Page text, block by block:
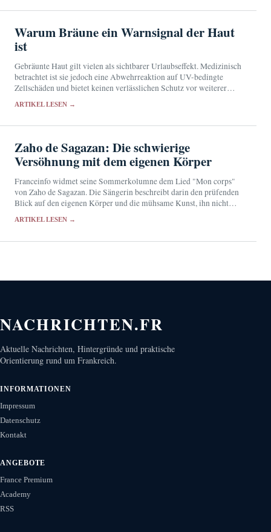
Warum Bräune ein Warnsignal der Haut
ist
Gebräunte Haut gilt vielen als sichtbarer Urlaubseffekt. Medizinisch
betrachtet ist sie jedoch eine Abwehrreaktion auf UV-bedingte
Zellschäden und bietet keinen verlässlichen Schutz vor weiterer
ARTIKEL LESEN →
Zaho de Sagazan: Die schwierige
Versöhnung mit dem eigenen Körper
Franceinfo widmet seine Sommerkolumne dem Lied "Mon corps"
von Zaho de Sagazan. Die Sängerin beschreibt darin den prüfenden
Blick auf den eigenen Körper und die mühsame Kunst, ihn nicht
ARTIKEL LESEN →
NACHRICHTEN.FR
Aktuelle Nachrichten, Hintergründe und praktische
Orientierung rund um Frankreich.
INFORMATIONEN
Impressum
Datenschutz
Kontakt
ANGEBOTE
France Premium
Academy
RSS